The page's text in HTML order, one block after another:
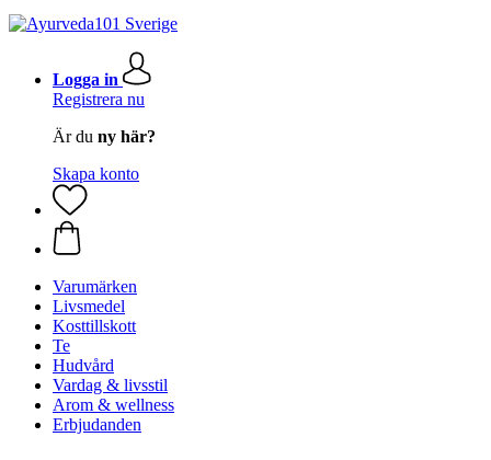
Logga in
Registrera nu
Är du ny här?
Skapa konto
Varumärken
Livsmedel
Kosttillskott
Te
Hudvård
Vardag & livsstil
Arom & wellness
Erbjudanden